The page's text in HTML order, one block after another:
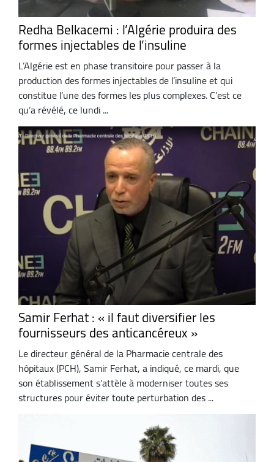
Redha Belkacemi : l’Algérie produira des
formes injectables de l’insuline
L’Algérie est en phase transitoire pour passer à la
production des formes injectables de l’insuline et qui
constitue l’une des formes les plus complexes. C’est ce
qu’a révélé, ce lundi ...
Samir Ferhat : « il faut diversifier les
fournisseurs des anticancéreux »
Le directeur général de la Pharmacie centrale des
hôpitaux (PCH), Samir Ferhat, a indiqué, ce mardi, que
son établissement s’attèle à moderniser toutes ses
structures pour éviter toute perturbation des ...